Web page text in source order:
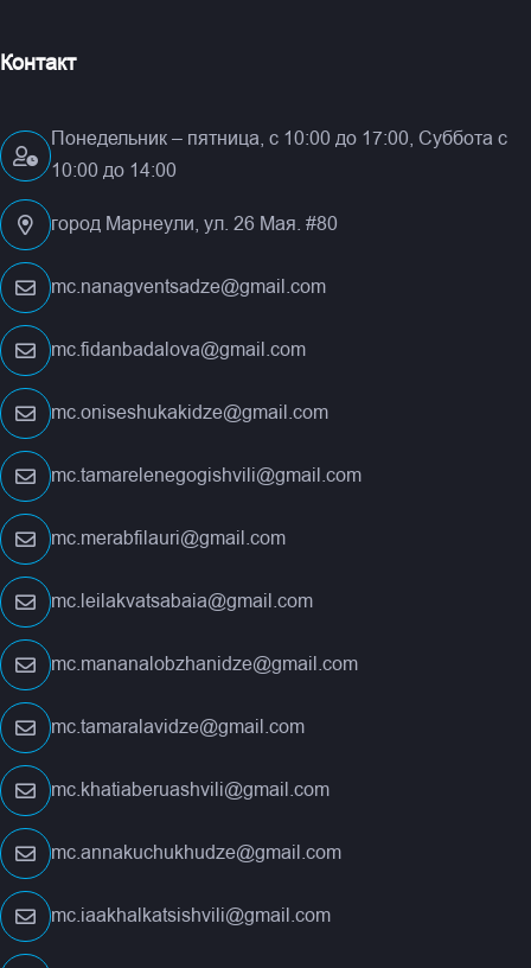
Контакт
Понедельник – пятница, с 10:00 до 17:00, Суббота с
10:00 до 14:00
город Марнеули, ул. 26 Мая. #80
mc.nanagventsadze@gmail.com
mc.fidanbadalova@gmail.com
mc.oniseshukakidze@gmail.com
mc.tamarelenegogishvili@gmail.com
mc.merabfilauri@gmail.com
mc.leilakvatsabaia@gmail.com
mc.mananalobzhanidze@gmail.com
mc.tamaralavidze@gmail.com
mc.khatiaberuashvili@gmail.com
mc.annakuchukhudze@gmail.com
mc.iaakhalkatsishvili@gmail.com